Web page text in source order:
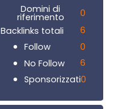
Domini di
riferimento
0
Backlinks totali
6
Follow
0
No Follow
6
Sponsorizzati0